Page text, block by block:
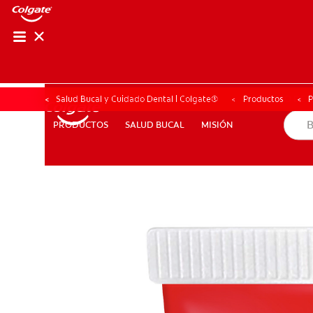
PRODUCTOS SALUD BUCAL MISIÓN
PRODUCTOS SALUD BUCAL MISIÓN
CHEQUEO DE
Salud Bucal y Cuidado Dental | Colgate® Productos